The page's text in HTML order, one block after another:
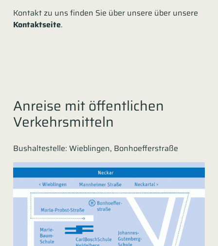
Kontakt zu uns finden Sie über unsere über unsere
Kontaktseite.
Anreise mit öffentlichen
Verkehrsmitteln
Bushaltestelle: Wieblingen, Bonhoefferstraße